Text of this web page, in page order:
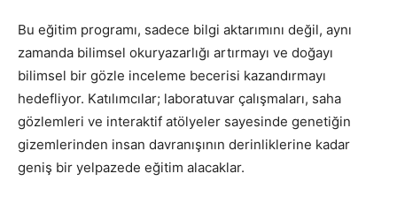
Bu eğitim programı, sadece bilgi aktarımını değil, aynı
zamanda bilimsel okuryazarlığı artırmayı ve doğayı
bilimsel bir gözle inceleme becerisi kazandırmayı
hedefliyor. Katılımcılar; laboratuvar çalışmaları, saha
gözlemleri ve interaktif atölyeler sayesinde genetiğin
gizemlerinden insan davranışının derinliklerine kadar
geniş bir yelpazede eğitim alacaklar.